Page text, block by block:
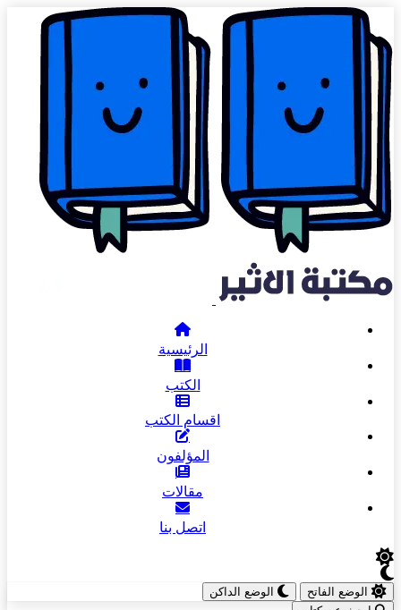
الرئيسية
الكتب
اقسام الكتب
المؤلفون
مقالات
اتصل بنا
الوضع الفاتح
الوضع الداكن